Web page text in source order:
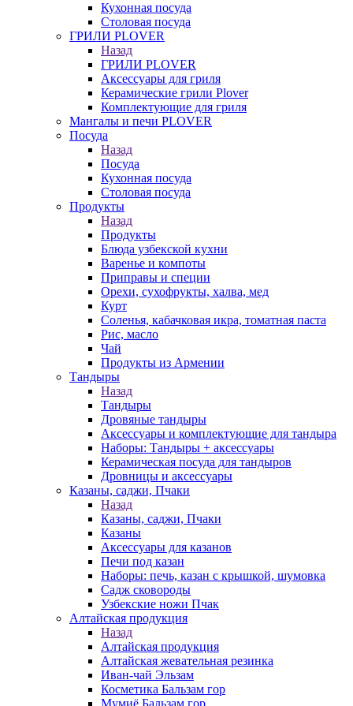
Кухонная посуда
Столовая посуда
ГРИЛИ PLOVER
Назад
ГРИЛИ PLOVER
Аксессуары для гриля
Керамические грили Plover
Комплектующие для гриля
Мангалы и печи PLOVER
Посуда
Назад
Посуда
Кухонная посуда
Столовая посуда
Продукты
Назад
Продукты
Блюда узбекской кухни
Варенье и компоты
Приправы и специи
Орехи, сухофрукты, халва, мед
Курт
Соленья, кабачковая икра, томатная паста
Рис, масло
Чай
Продукты из Армении
Тандыры
Назад
Тандыры
Дровяные тандыры
Аксессуары и комплектующие для тандыра
Наборы: Тандыры + аксессуары
Керамическая посуда для тандыров
Дровницы и аксессуары
Казаны, саджи, Пчаки
Назад
Казаны, саджи, Пчаки
Казаны
Аксессуары для казанов
Печи под казан
Наборы: печь, казан с крышкой, шумовка
Садж сковороды
Узбекские ножи Пчак
Алтайская продукция
Назад
Алтайская продукция
Алтайская жевательная резинка
Иван-чай Эльзам
Косметика Бальзам гор
Мумиё Бальзам гор